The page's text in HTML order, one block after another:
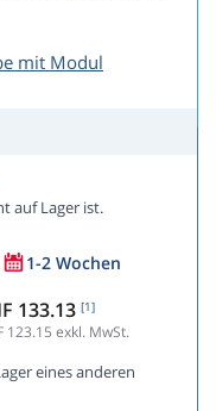
mit Modul
auf Lager ist.
1-2 Wochen
133.13 [1]
123.15 exkl. MwSt.
eines anderen